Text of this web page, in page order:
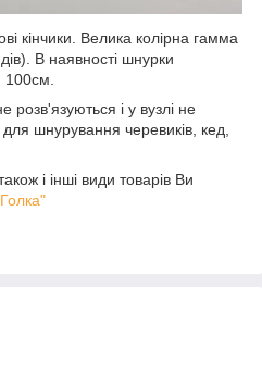
кінчики. Велика колірна гамма
В наявності шнурки
розв'язуються і у вузлі не
шнурування черевиків, кед,
і інші види товарів Ви